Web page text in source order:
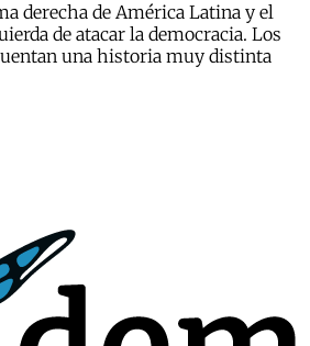
derecha de América Latina y el
de atacar la democracia. Los
una historia muy distinta